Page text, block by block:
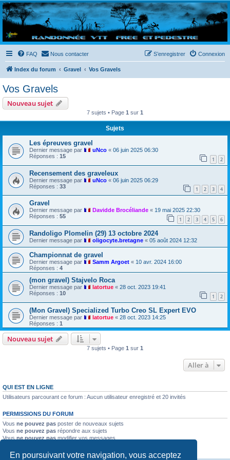
En poursuivant votre navigation, vous acceptez
Randovttfree.fr
Bienvenue sur le site des randos vtt et pédestre de Bretagne . Bonne navigation sur le site
et bonnes randos dans l'Ouest !
FAQ Nous contacter Connexion
S’enregistrer
Index du forum Gravel Vos Gravels
Vos Gravels
Nouveau sujet
7 sujets • Page 1 sur 1
Sujets
Les épreuves gravel
Dernier message par uNco « 06 juin 2025 06:30
Réponses : 15 1 2
Recensement des graveleux
Dernier message par uNco « 06 juin 2025 06:29
Réponses : 33 1 2 3 4
Gravel
Dernier message par Davidde Brocéliande « 19 mai 2025 22:30
Réponses : 55 1 2 3 4 5 6
Randoligo Plomelin (29) 13 octobre 2024
Dernier message par oligocyte.bretagne « 05 août 2024 12:32
Championnat de gravel
Dernier message par Samm Argoet « 10 avr. 2024 16:00
Réponses : 4
(mon gravel) Stajvelo Roca
Dernier message par latortue « 28 oct. 2023 19:41
Réponses : 10 1 2
(Mon Gravel) Specialized Turbo Creo SL Expert EVO
Dernier message par latortue « 28 oct. 2023 14:25
Réponses : 1
Nouveau sujet
7 sujets • Page 1 sur 1
Aller à
QUI EST EN LIGNE
Utilisateurs parcourant ce forum : Aucun utilisateur enregistré et 20 invités
PERMISSIONS DU FORUM
Vous ne pouvez pas poster de nouveaux sujets
Vous ne pouvez pas répondre aux sujets
Vous ne pouvez pas modifier vos messages
Vousne pouvez pasjoindre des fichiers